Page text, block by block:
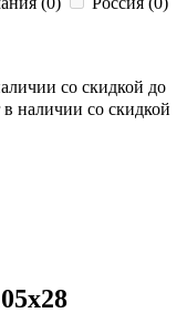
со скидкой до
наличии со скидкой